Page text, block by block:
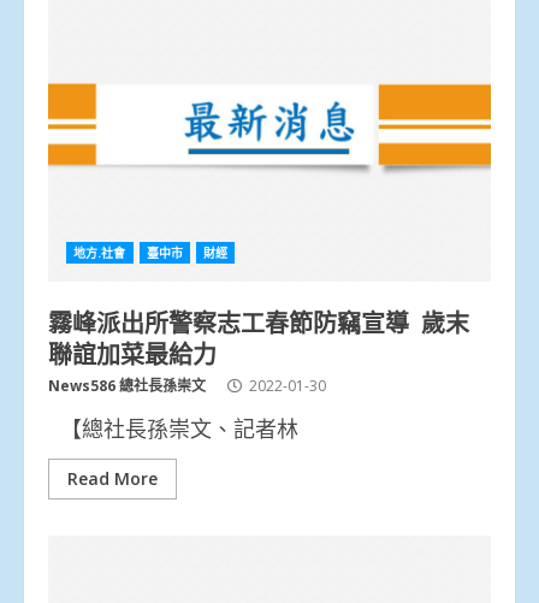
地方.社會 臺中市 財經
霧峰派出所警察志工春節防竊宣導 歲末
聯誼加菜最給力
News586 總社長孫崇文 2022-01-30
【總社長孫崇文、記者林
Read More